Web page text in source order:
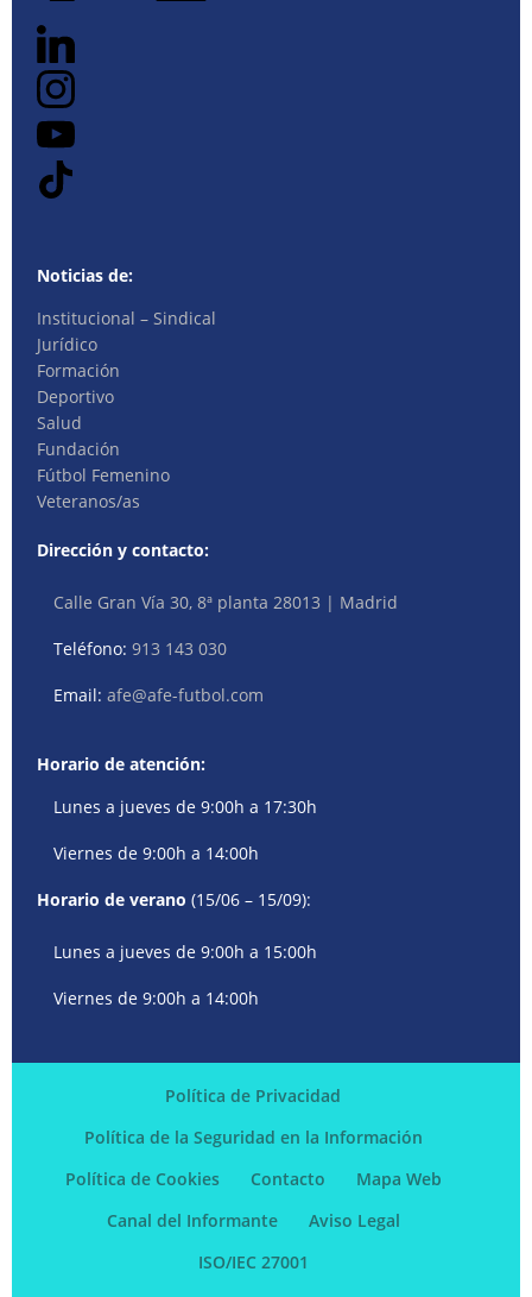
Noticias de:
Institucional – Sindical
Jurídico
Formación
Deportivo
Salud
Fundación
Fútbol Femenino
Veteranos/as
Dirección y contacto:
Calle Gran Vía 30, 8ª planta 28013 | Madrid
Teléfono:913 143 030
Email:afe@afe-futbol.com
Horario de atención:
Lunes a jueves de 9:00h a 17:30h
Viernes de 9:00h a 14:00h
Horario de verano (15/06 – 15/09):
Lunes a jueves de 9:00h a 15:00h
Viernes de 9:00h a 14:00h
Política de Privacidad
Política de la Seguridad en la Información
Política de Cookies
Contacto
Mapa Web
Canal del Informante
Aviso Legal
ISO/IEC 27001